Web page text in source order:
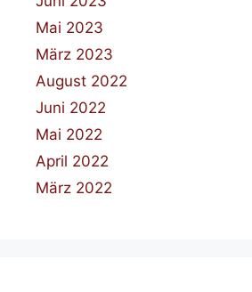
Mai 2023
März 2023
August 2022
Juni 2022
Mai 2022
April 2022
März 2022